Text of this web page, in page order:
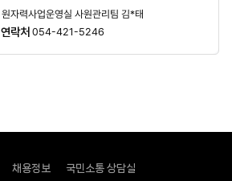
원자력사업운영실 사원관리팀 김*태
연락처 054-421-5246
채용정보 국민소통 상담실